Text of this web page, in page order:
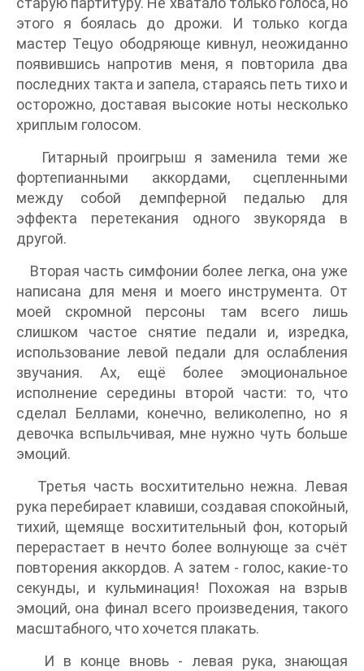
этого я боялась до дрожи. И только когда
мастер Тецуо ободряюще кивнул, неожиданно
появившись напротив меня, я повторила два
последних такта и запела, стараясь петь тихо и
осторожно, доставая высокие ноты несколько
хриплым голосом.
Гитарный проигрыш я заменила теми же
фортепианными аккордами, сцепленными
между собой демпферной педалью для
эффекта перетекания одного звукоряда в
другой.
Вторая часть симфонии более легка, она уже
написана для меня и моего инструмента. От
моей скромной персоны там всего лишь
слишком частое снятие педали и, изредка,
использование левой педали для ослабления
звучания. Ах, ещё более эмоциональное
исполнение середины второй части: то, что
сделал Беллами, конечно, великолепно, но я
девочка вспыльчивая, мне нужно чуть больше
эмоций.
Третья часть восхитительно нежна. Левая
рука перебирает клавиши, создавая спокойный,
тихий, щемяще восхитительный фон, который
перерастает в нечто более волнующе за счёт
повторения аккордов. А затем - голос, какие-то
секунды, и кульминация! Похожая на взрыв
эмоций, она финал всего произведения, такого
масштабного, что хочется плакать.
И в конце вновь - левая рука, знающая